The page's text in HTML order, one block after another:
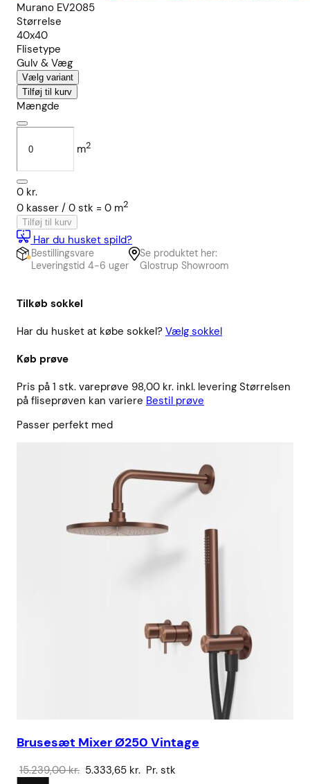
Murano EV2085
Størrelse
40x40
Flisetype
Gulv & Væg
Vælg variant
Tilføj til kurv
Mængde
m2
0 kr.
0 kasser / 0 stk = 0 m2
Tilføj til kurv
Har du husket spild?
Bestillingsvare
Leveringstid 4-6 uger
Se produktet her:
Glostrup Showroom
Tilkøb sokkel
Har du husket at købe sokkel? Vælg sokkel
Køb prøve
Pris på 1 stk. vareprøve 98,00 kr. inkl. levering Størrelsen
på fliseprøven kan variere Bestil prøve
Passer perfekt med
Brusesæt Mixer Ø250 Vintage
15.239,00kr. Den
5.333,65 kr. Den
Pr. stk